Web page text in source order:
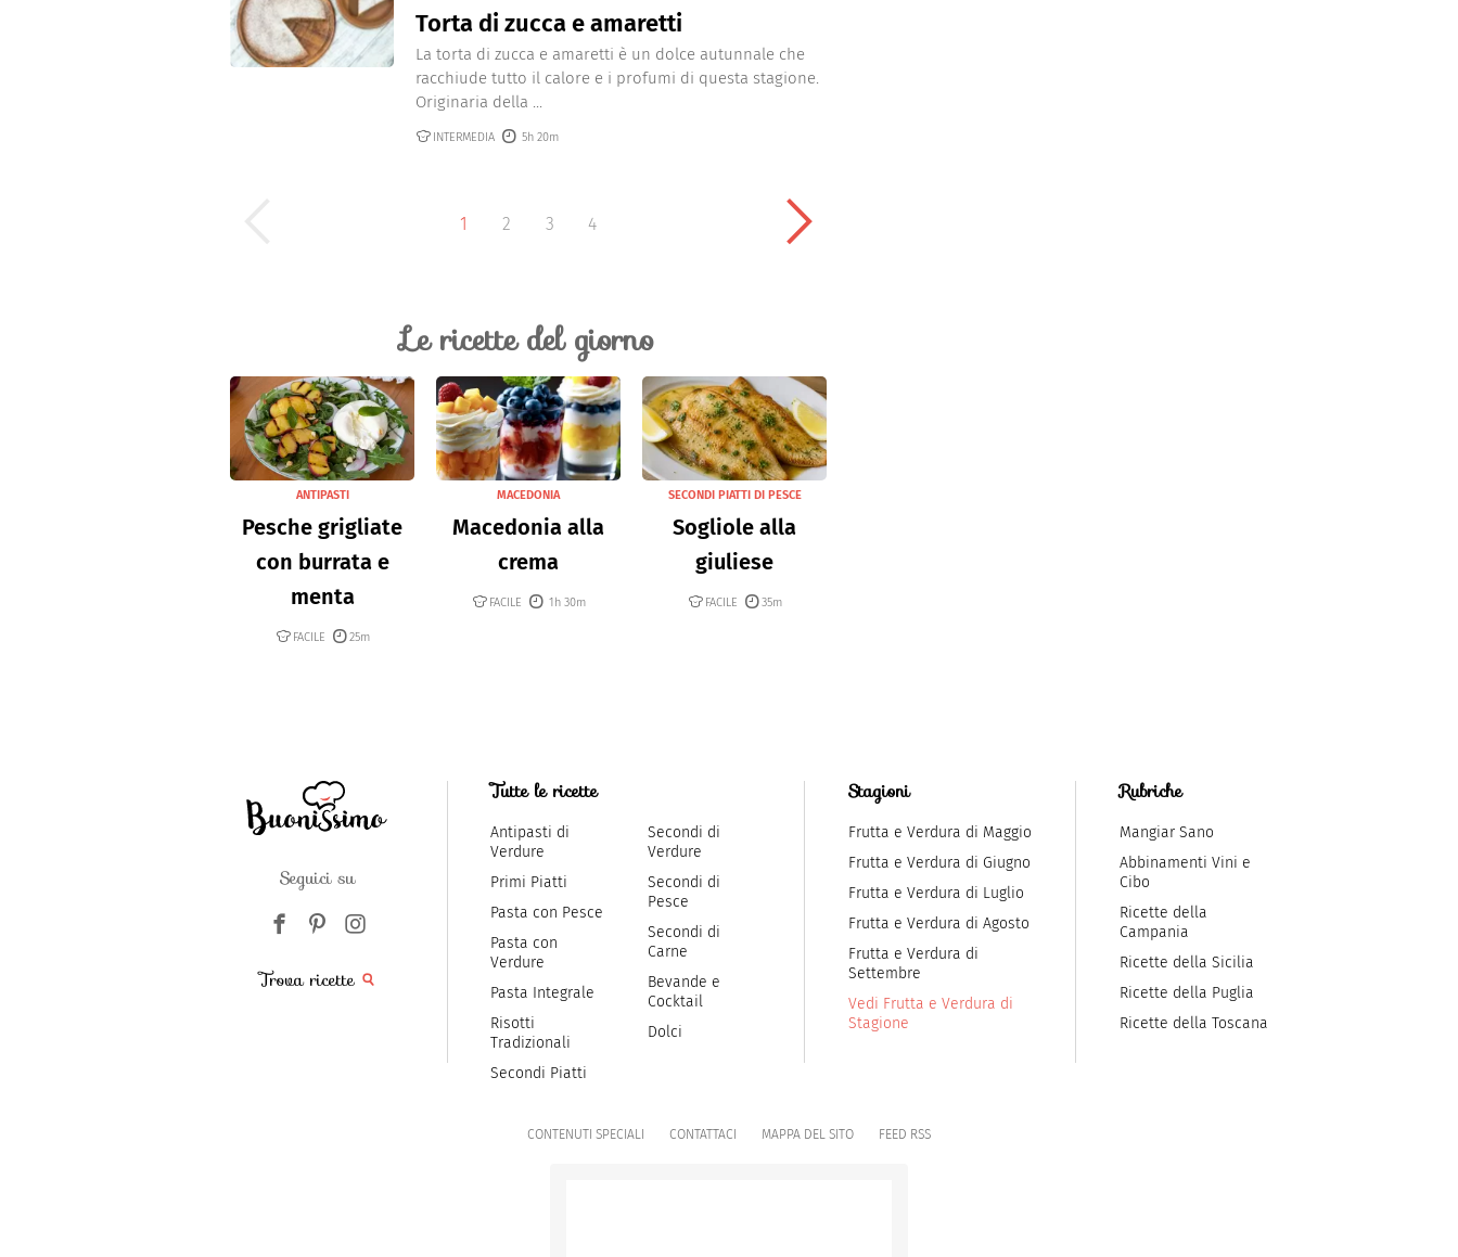
Torta di zucca e amaretti
La torta di zucca e amaretti è un dolce autunnale che
racchiude tutto il calore e i profumi di questa stagione.
Originaria della ...
INTERMEDIA 5h 20m
1 2 3 4
Le ricette del giorno
ANTIPASTI
Pesche grigliate
con burrata e
menta
FACILE 25m
MACEDONIA
Macedonia alla
crema
FACILE 1h 30m
SECONDI PIATTI DI PESCE
Sogliole alla
giuliese
FACILE 35m
Seguici su
Trova ricette
Tutte le ricette
Antipasti di
Verdure
Primi Piatti
Pasta con Pesce
Pasta con
Verdure
Pasta Integrale
Risotti
Tradizionali
Secondi Piatti
Secondi di
Verdure
Secondi di
Pesce
Secondi di
Carne
Bevande e
Cocktail
Dolci
Stagioni
Frutta e Verdura di Maggio
Frutta e Verdura di Giugno
Frutta e Verdura di Luglio
Frutta e Verdura di Agosto
Frutta e Verdura di
Settembre
Vedi Frutta e Verdura di
Stagione
Rubriche
Mangiar Sano
Abbinamenti Vini e
Cibo
Ricette della
Campania
Ricette della Sicilia
Ricette della Puglia
Ricette della Toscana
CONTENUTI SPECIALI CONTATTACI MAPPA DEL SITO FEED RSS